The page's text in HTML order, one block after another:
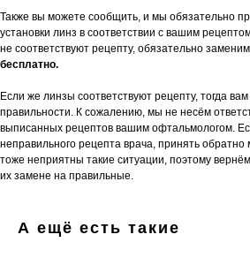
Также вы можете сообщить, и мы обязательно
установки линз в соответствии с вашим
не соответствуют рецепту, обязательно
бесплатно.
Если же линзы соответствуют рецепту, тогда
правильности. К сожалению, мы не несём
выписанных рецептов вашим офтальмологом.
неправильного рецепта врача, принять
тоже неприятны такие ситуации, поэтому
их замене на правильные.
А ещё есть такие